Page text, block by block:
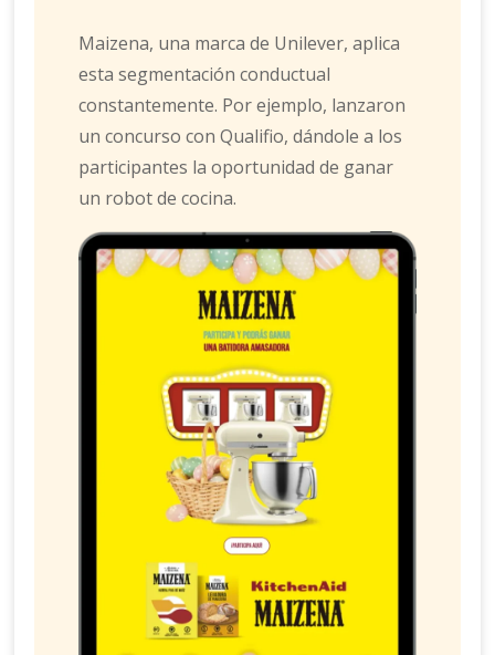
Maizena, una marca de Unilever, aplica
esta segmentación conductual
constantemente. Por ejemplo, lanzaron
un concurso con Qualifio, dándole a los
participantes la oportunidad de ganar
un robot de cocina.